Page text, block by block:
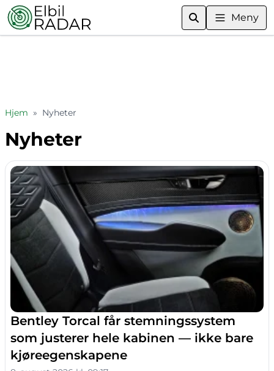
Meny
Hjem » Nyheter
Nyheter
Bentley Torcal får stemningssystem
som justerer hele kabinen — ikke bare
kjøreegenskapene